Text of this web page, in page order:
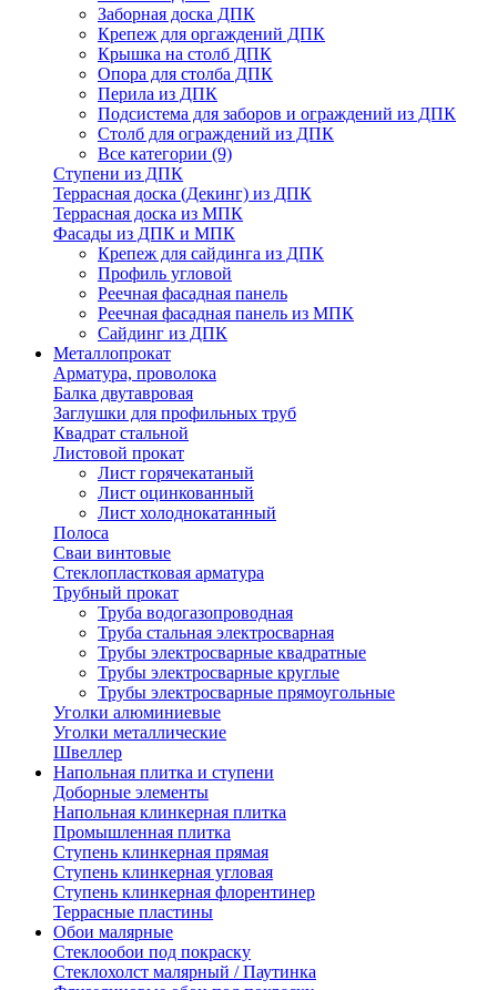
Заборная доска ДПК
Крепеж для оргаждений ДПК
Крышка на столб ДПК
Опора для столба ДПК
Перила из ДПК
Подсистема для заборов и ограждений из ДПК
Столб для ограждений из ДПК
Все категории (9)
Ступени из ДПК
Террасная доска (Декинг) из ДПК
Террасная доска из МПК
Фасады из ДПК и МПК
Крепеж для сайдинга из ДПК
Профиль угловой
Реечная фасадная панель
Реечная фасадная панель из МПК
Сайдинг из ДПК
Металлопрокат
Арматура, проволока
Балка двутавровая
Заглушки для профильных труб
Квадрат стальной
Листовой прокат
Лист горячекатаный
Лист оцинкованный
Лист холоднокатанный
Полоса
Сваи винтовые
Стеклопластковая арматура
Трубный прокат
Труба водогазопроводная
Труба стальная электросварная
Трубы электросварные квадратные
Трубы электросварные круглые
Трубы электросварные прямоугольные
Уголки алюминиевые
Уголки металлические
Швеллер
Напольная плитка и ступени
Доборные элементы
Напольная клинкерная плитка
Промышленная плитка
Ступень клинкерная прямая
Ступень клинкерная угловая
Ступень клинкерная флорентинер
Террасные пластины
Обои малярные
Стеклообои под покраску
Стеклохолст малярный / Паутинка